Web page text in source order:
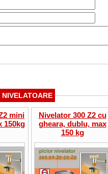
NIVELATOARE
mini
150kg
Nivelator 300 Z2 cu
gheara, dublu, max
150 kg